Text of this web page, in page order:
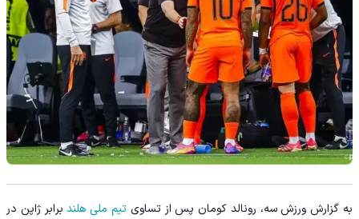
به گزارش ورزش سه، رونالد کومان پس از تساویتیم ملی هلندبرابر ژاپن در